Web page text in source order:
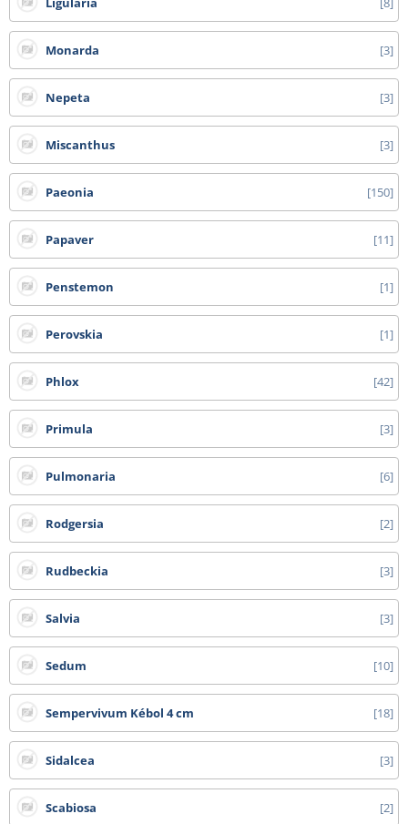
Monarda 3
Nepeta 3
Miscanthus 3
Paeonia 150
Papaver 11
Penstemon 1
Perovskia 1
Phlox 42
Primula 3
Pulmonaria 6
Rodgersia 2
Rudbeckia 3
Salvia 3
Sedum 10
Sempervivum Kébol 4 cm 18
Sidalcea 3
Scabiosa 2